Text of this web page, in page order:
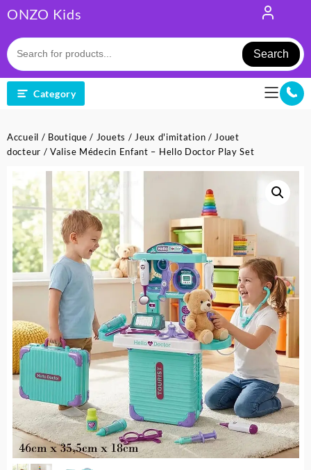
to
content
ONZO Kids
Search
Category
Accueil / Boutique / Jouets / Jeux d'imitation / Jouet
docteur / Valise Médecin Enfant – Hello Doctor Play Set